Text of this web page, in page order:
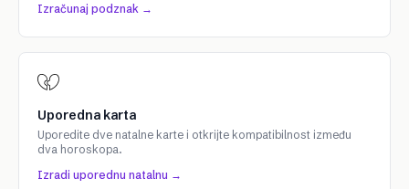
Izračunaj podznak →
Uporedna karta
Uporedite dve natalne karte i otkrijte kompatibilnost između
dva horoskopa.
Izradi uporednu natalnu →